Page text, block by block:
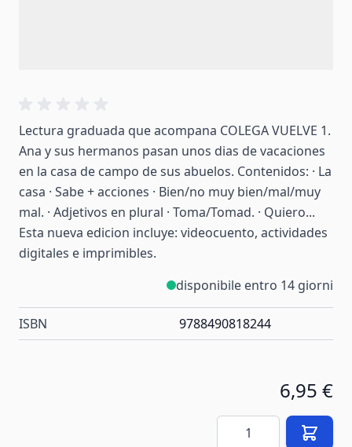
Lectura graduada que acompana COLEGA VUELVE 1.
Ana y sus hermanos pasan unos dias de vacaciones
en la casa de campo de sus abuelos. Contenidos: · La
casa · Sabe + acciones · Bien/no muy bien/mal/muy
mal. · Adjetivos en plural · Toma/Tomad. · Quiero...
Esta nueva edicion incluye: videocuento, actividades
digitales e imprimibles.
disponibile entro 14 giorni
ISBN 9788490818244
6,95 €
Quantità